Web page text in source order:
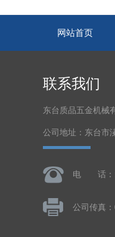
网站首页
联系我们
东台质品五金机械
公司地址：东台市
电 话：
公司传真